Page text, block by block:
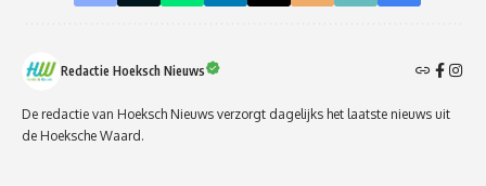
Redactie Hoeksch Nieuws
De redactie van Hoeksch Nieuws verzorgt dagelijks het laatste nieuws uit
de Hoeksche Waard.